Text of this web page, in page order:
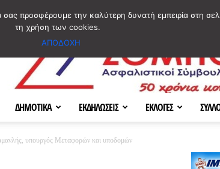
ΔΗΜΟΤΙΚΑ ΕΚΔΗΛΩΣΕΙΣ ΕΚΛΟΓΕΣ
υπουργός Μεταφορών και υποδομών
προσφέρουμε την καλύτερη δυνατή εμπειρία στη
τη χρήση των cookies.
ΑΠΟΔΟΧΗ